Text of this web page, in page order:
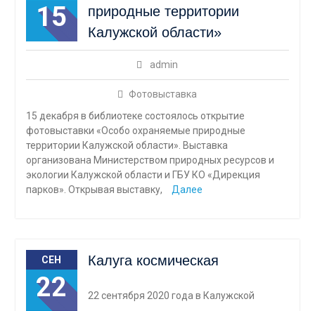
15
природные территории
Калужской области»
admin
Фотовыставка
15 декабря в библиотеке состоялось открытие
фотовыставки «Особо охраняемые природные
территории Калужской области». Выставка
организована Министерством природных ресурсов и
экологии Калужской области и ГБУ КО «Дирекция
парков». Открывая выставку,
Далее
СЕН
22
Калуга космическая
22 сентября 2020 года в Калужской